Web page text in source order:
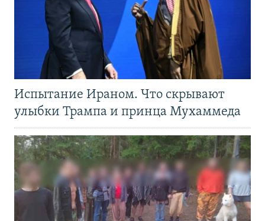
Испытание Ираном. Что скрывают
улыбки Трампа и принца Мухаммеда